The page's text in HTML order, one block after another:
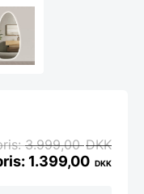
3.999,00DKK
1.399,00 DKK